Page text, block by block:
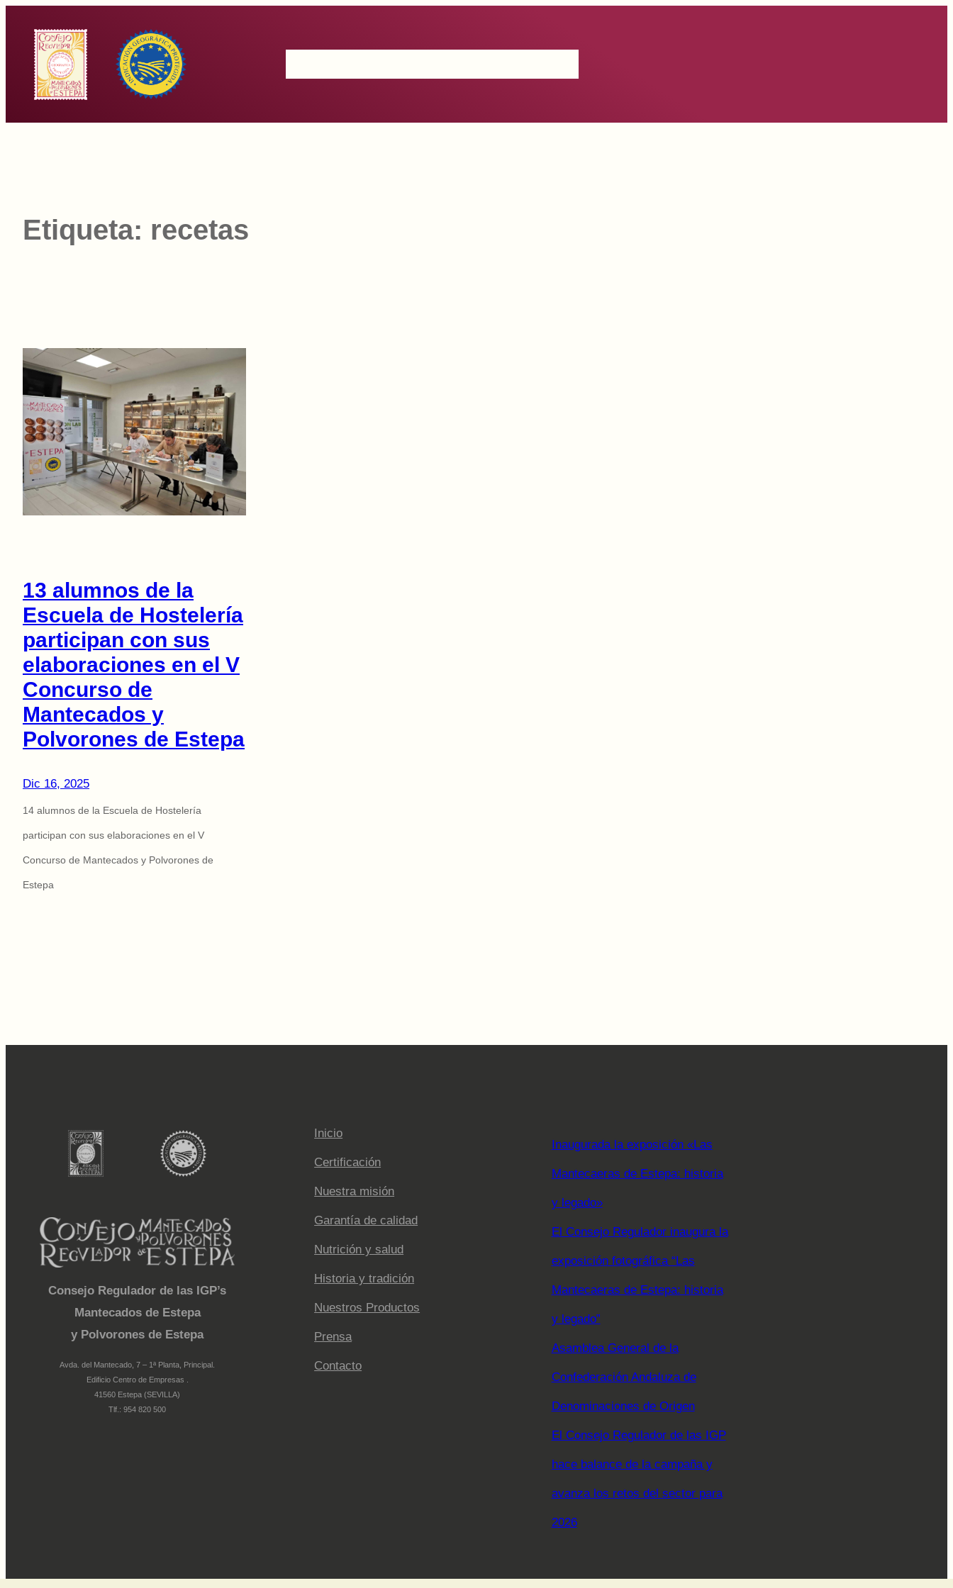
contenido
Etiqueta: recetas
13 alumnos de la
Escuela de Hostelería
participan con sus
elaboraciones en el V
Concurso de
Mantecados y
Polvorones de Estepa
Dic 16, 2025
14 alumnos de la Escuela de Hostelería
participan con sus elaboraciones en el V
Concurso de Mantecados y Polvorones de
Estepa
Consejo Regulador de las IGP’s
Mantecados de Estepa
y Polvorones de Estepa
Avda. del Mantecado, 7 – 1ª Planta, Principal.
Edificio Centro de Empresas .
41560 Estepa (SEVILLA)
Tlf.: 954 820 500
Inicio
Certificación
Nuestra misión
Garantía de calidad
Nutrición y salud
Historia y tradición
Nuestros Productos
Prensa
Contacto
Inaugurada la exposición «Las
Mantecaeras de Estepa: historia
y legado»
El Consejo Regulador inaugura la
exposición fotográfica “Las
Mantecaeras de Estepa: historia
y legado”
Asamblea General de la
Confederación Andaluza de
Denominaciones de Origen
El Consejo Regulador de las IGP
hace balance de la campaña y
avanza los retos del sector para
2026